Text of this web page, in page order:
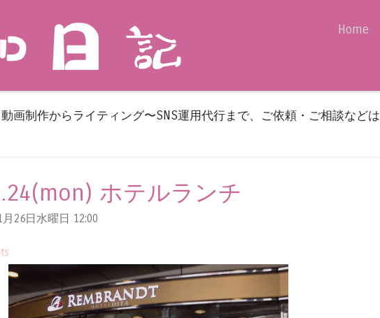
Home
画制作からライティング〜SNS運用代行まで、ご依頼・ご相談などは
ホテルランチ
26日水曜日 12:00